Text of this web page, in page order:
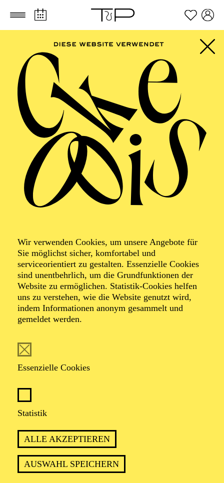
Zum Hauptinhalt springen Zum Footer springen
Wir verwenden Cookies, um unsere Angebote für
Sie möglichst sicher, komfortabel und
serviceorientiert zu gestalten. Essenzielle Cookies
sind unentbehrlich, um die Grundfunktionen der
Website zu ermöglichen. Statistik-Cookies helfen
uns zu verstehen, wie die Website genutzt wird,
indem Informationen anonym gesammelt und
gemeldet werden.
Essenzielle Cookies
Statistik
ALLE AKZEPTIEREN
AUSWAHL SPEICHERN
PHILHARMONIE
Philharmonie entdecken · Babykonzert
"Hör mal, wie das
klingt" II
TICKETS
TERMIN
Mittwoch 10. Februar 2027
Donnerstag 11. Februar 2027
Für Babys bis 1 Jahr
SEMELI MARGARITI
Moderation, Singspiele
URSULA HENKYS